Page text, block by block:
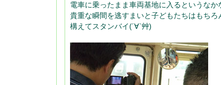
電車に乗ったまま車両基地に入るというなか
貴重な瞬間を逃すまいと子どもたちはもち
構えてスタンバイ(´∀`艸)